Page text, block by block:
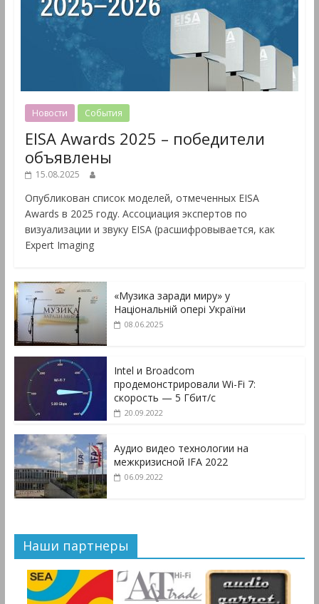
Новости События
EISA Awards 2025 – победители
объявлены
15.08.2025
Опубликован список моделей, отмеченных EISA
Awards в 2025 году. Ассоциация экспертов по
визуализации и звуку EISA (расшифровывается, как
Expert Imaging
«Музика заради миру» у
Національній опері України
08.06.2025
Intel и Broadcom
продемонстрировали Wi-Fi 7:
скорость — 5 Гбит/с
20.09.2022
Аудио видео технологии на
межкризисной IFA 2022
06.09.2022
Наши партнеры